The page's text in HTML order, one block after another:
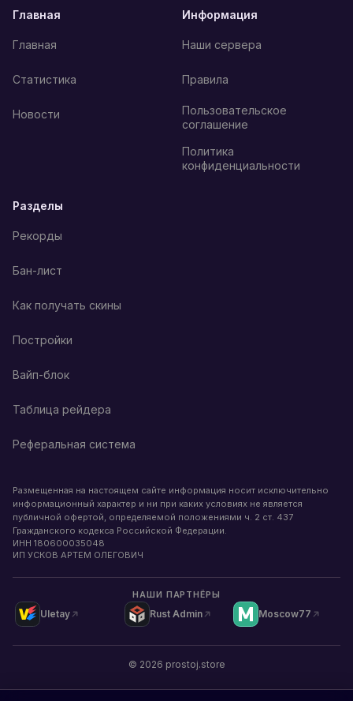
Главная
Главная
Статистика
Новости
Информация
Наши сервера
Правила
Пользовательское
соглашение
Политика
конфиденциальности
Разделы
Рекорды
Бан-лист
Как получать скины
Постройки
Вайп-блок
Таблица рейдера
Реферальная система
Размещенная на настоящем сайте информация носит исключительно
информационный характер и ни при каких условиях не является
публичной офертой, определяемой положениями ч. 2 ст. 437
Гражданского кодекса Российской Федерации.
ИНН 180600035048
ИП УСКОВ АРТЕМ ОЛЕГОВИЧ
НАШИ ПАРТНЁРЫ
Uletay Rust Admin Moscow77
© 2026 prostoj.store